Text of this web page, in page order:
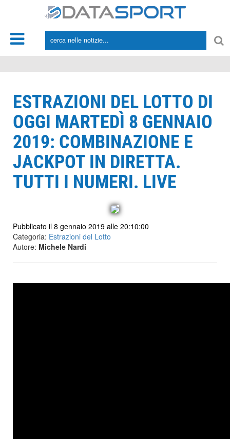
ESTRAZIONI DEL LOTTO DI
OGGI MARTEDÌ 8 GENNAIO
2019: COMBINAZIONE E
JACKPOT IN DIRETTA.
TUTTI I NUMERI. LIVE
Pubblicato il 8 gennaio 2019 alle 20:10:00
Categoria: Estrazioni del Lotto
Autore: Michele Nardi